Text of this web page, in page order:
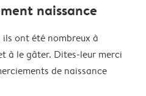
naissance
ils ont été nombreux à
à le gâter. Dites-leur merci
de naissance